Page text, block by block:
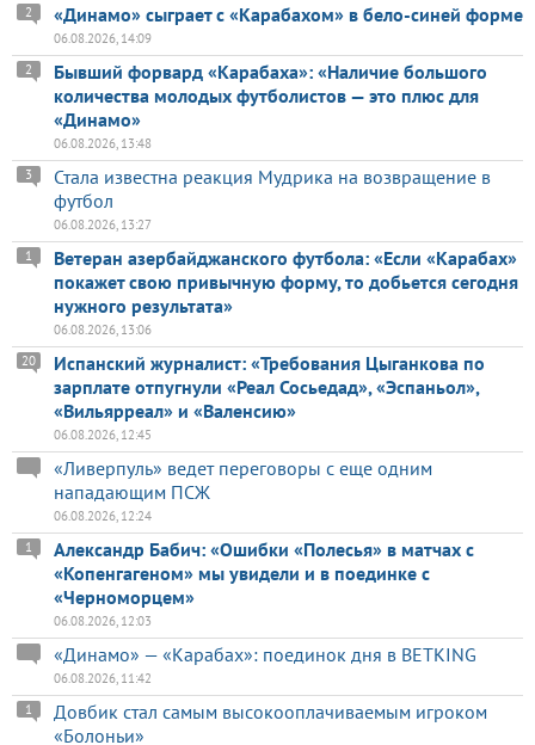
«Динамо» сыграет с «Карабахом» в бело-синей форме
2
06.08.2026, 14:09
Бывший форвард «Карабаха»: «Наличие большого
количества молодых футболистов — это плюс для
«Динамо»
2
06.08.2026, 13:48
Стала известна реакция Мудрика на возвращение в
футбол
3
06.08.2026, 13:27
Ветеран азербайджанского футбола: «Если «Карабах»
покажет свою привычную форму, то добьется сегодня
нужного результата»
1
06.08.2026, 13:06
Испанский журналист: «Требования Цыганкова по
зарплате отпугнули «Реал Сосьедад», «Эспаньол»,
«Вильярреал» и «Валенсию»
20
06.08.2026, 12:45
«Ливерпуль» ведет переговоры с еще одним
нападающим ПСЖ
06.08.2026, 12:24
Александр Бабич: «Ошибки «Полесья» в матчах с
«Копенгагеном» мы увидели и в поединке с
«Черноморцем»
1
06.08.2026, 12:03
«Динамо» — «Карабах»: поединок дня в BETKING
06.08.2026, 11:42
Довбик стал самым высокооплачиваемым игроком
«Болоньи»
1